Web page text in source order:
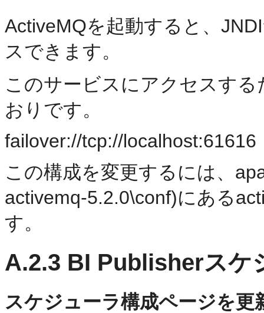
ActiveMQを起動すると、
スできます。
このサービスにアクセスす
おりです。
failover://tcp://localhost:61616
この構成を変更するには、
activemq-5.2.0\conf)にある
す。
A.2.3 BI Publisherスケ
スケジューラ構成ページを